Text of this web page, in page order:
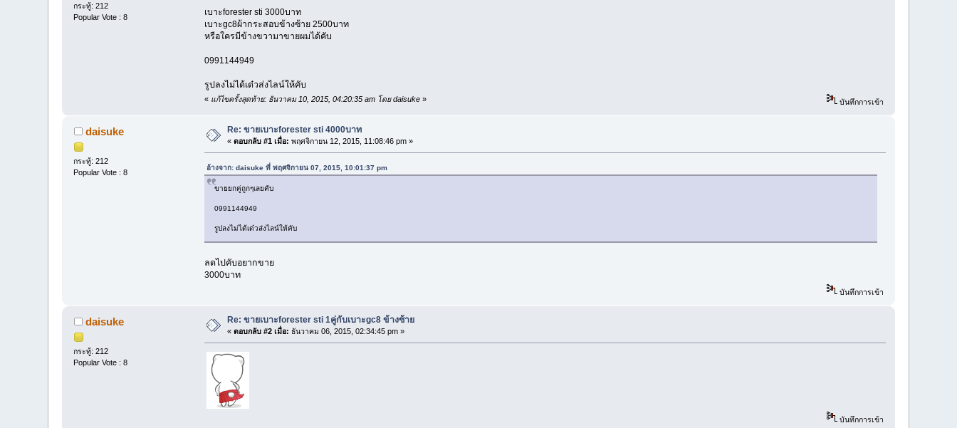
กระทู้: 212
Popular Vote : 8
เบาะforester sti 3000บาท
เบาะgc8ผ้ากระสอบข้างซ้าย 2500บาท
หรือใครมีข้างขวามาขายผมได้คับ
0991144949
รูปลงไม่ได้เด๋วส่งไลน์ให้คับ
« แก้ไขครั้งสุดท้าย: ธันวาคม 10, 2015, 04:20:35 am โดย daisuke» บันทึกการเข้า
daisuke
กระทู้: 212
Popular Vote : 8
Re: ขายเบาะforester sti 4000บาท
«ตอบกลับ #1 เมื่อ: พฤศจิกายน 12, 2015, 11:08:46 pm »
อ้างจาก: daisuke ที่ พฤศจิกายน 07, 2015, 10:01:37 pm
ขายยกคู่ถูกๆเลยคับ
0991144949
รูปลงไม่ได้เด๋วส่งไลน์ให้คับ
ลดไปคับอยากขาย
3000บาท
บันทึกการเข้า
daisuke
กระทู้: 212
Popular Vote : 8
Re: ขายเบาะforester sti 1คู่กับเบาะgc8 ข้างซ้าย
«ตอบกลับ #2 เมื่อ: ธันวาคม 06, 2015, 02:34:45 pm »
บันทึกการเข้า